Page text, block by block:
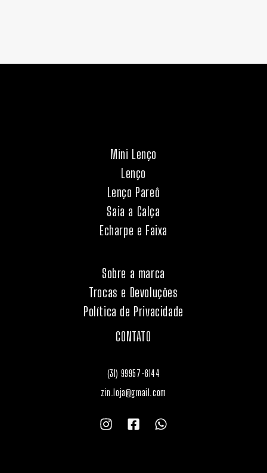
Mini Lenço
Lenço
Lenço Pareô
Saia a Calça
Echarpe e Faixa
Sobre a marca
Trocas e Devoluções
Política de Privacidade
CONTATO
(31) 99957-6144
zin.loja@gmail.com